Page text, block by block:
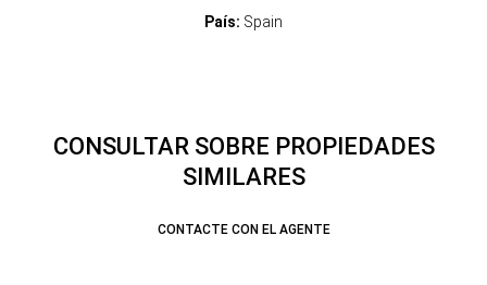
País: Spain
CONSULTAR SOBRE PROPIEDADES
SIMILARES
CONTACTE CON EL AGENTE